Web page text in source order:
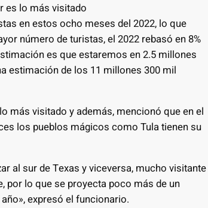
es lo más visitado
en estos ocho meses del 2022, lo que
número de turistas, el 2022 rebasó en 8%
es que estaremos en 2.5 millones
estimación de los 11 millones 300 mil
más visitado y además, mencionó que en el
los pueblos mágicos como Tula tienen su
al sur de Texas y viceversa, mucho visitante
por lo que se proyecta poco más de un
expresó el funcionario.